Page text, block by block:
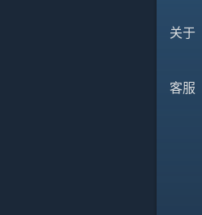
关于
客服